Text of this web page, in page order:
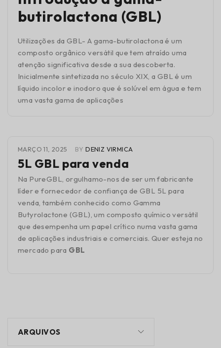
butirolactona (GBL)
Utilizações da GBL- A gama-butirolactona é um
composto orgânico versátil que tem atraído uma
atenção significativa desde a sua descoberta.
Inicialmente sintetizada no século XIX, a GBL é um
líquido incolor e inodoro que é solúvel em água e tem
uma vasta gama de aplicações
MARÇO 11, 2025 BY DENIZ VIRMICA
5L GBL para venda
Na PureGBL, orgulhamo-nos de ser um fabricante
líder e fornecedor de confiança de GBL 5L para
venda, também conhecido como Gamma
Butyrolactone (GBL), um composto químico versátil
que desempenha um papel crítico numa vasta gama
de aplicações industriais e comerciais. Quer esteja no
mercado para GBL
ARQUIVOS